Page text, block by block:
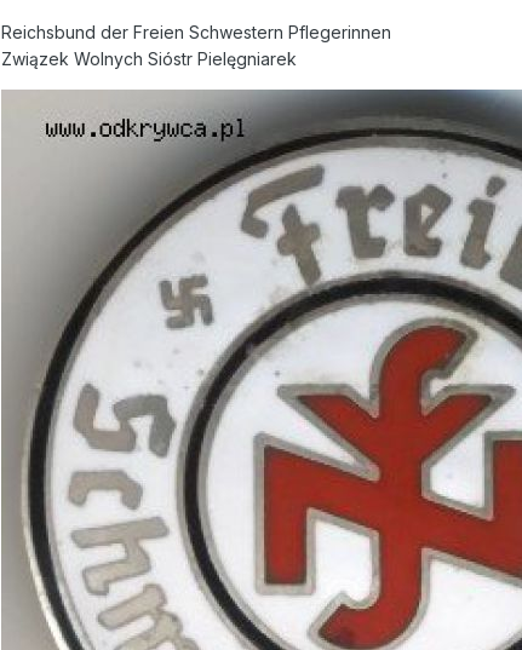
Reichsbund der Freien Schwestern Pflegerinnen
Związek Wolnych Sióstr Pielęgniarek